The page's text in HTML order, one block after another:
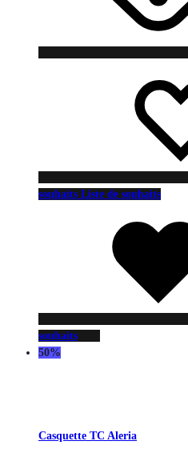
souhaits Liste de souhaits
souhaits
50%
Casquette TC Aleria